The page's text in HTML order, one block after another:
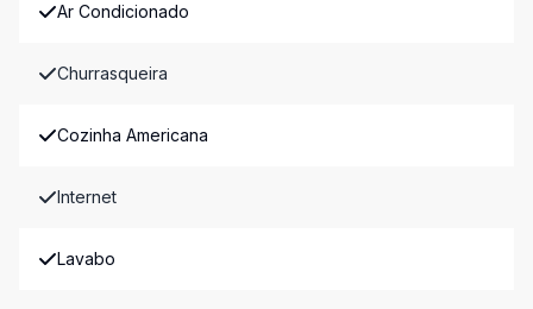
Ar Condicionado
Churrasqueira
Cozinha Americana
Internet
Lavabo